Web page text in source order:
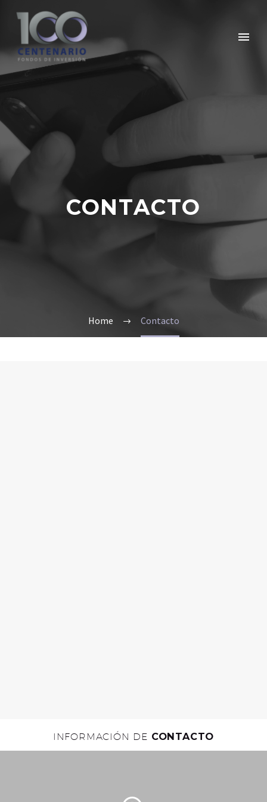
CONTACTO
Home Contacto
INFORMACIÓN DE CONTACTO